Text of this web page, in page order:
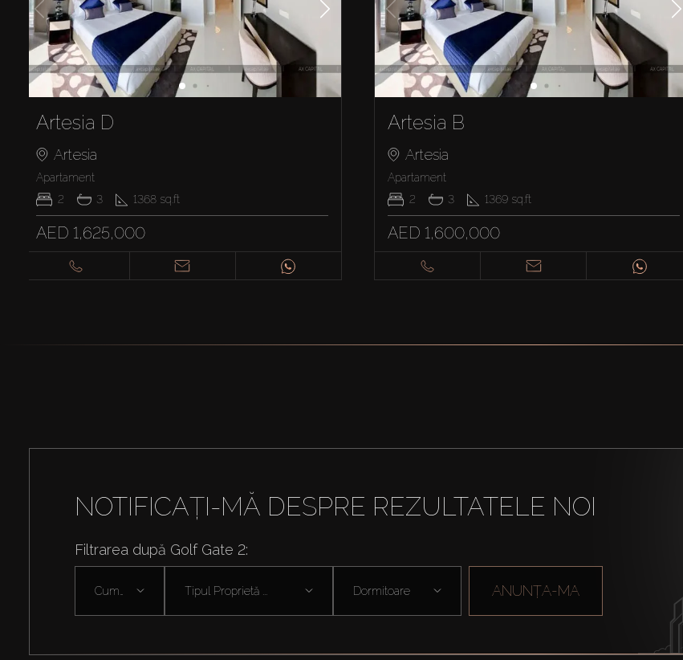
Artesia D
Artesia
Apartament
2
3 1368 sq.ft
AED 1,625,000
Artesia B
Artesia
Apartament
2
3 1369 sq.ft
AED 1,600,000
NOTIFICAȚI-MĂ DESPRE REZULTATELE NOI
Filtrarea după Golf Gate 2:
Tipul Proprietă ... Dormitoare ANUNȚA-MA